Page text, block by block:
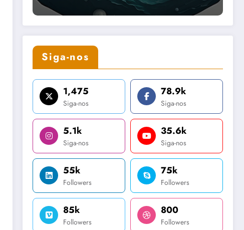
Siga-nos
1,475
Siga-nos
78.9k
Siga-nos
5.1k
Siga-nos
35.6k
Siga-nos
55k
Followers
75k
Followers
85k
Followers
800
Followers